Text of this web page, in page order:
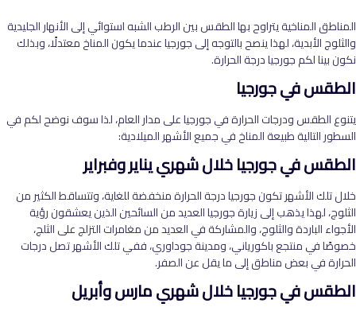
المناطق المناخية يتراوح بها الطقس بين الرطب الشبه استوائي إلى الأنهار الجليدية
والثلوج الأبدية، لهذا ينصح بالتوجه إلى جورجيا عندما يكون المناخ معتدلًا، وبذلك
نكون بينا لكم جورجيا درجة الحرارة.
الطقس في جورجيا
يتنوع الطقس ودرجات الحرارة في جورجيا على مدار العام، لذا سوف نوضح لكم في
السطور التالية طبيعة المناخ في جميع الأشهر الميلادية:
الطقس في جورجيا خلال شهري يناير وفبراير
خلال تلك الأشهر تكون جورجيا درجة الحرارة منخفضة للغاية، وتتساقط الكثير من
الثلوج، لهذا يذهب إلى زيارة جورجيا العديد من السائحين الذين يعشقون رؤية
الأجواء الباردة والثلوج، والمشاركة في العديد من مغامرات التزلج على الثلج،
خصوصًا في منتجع باكورياني، ومدينة جوداوري، ففي تلك الأشهر تصل درجات
الحرارة في بعض مناطق إلى ما يقل عن الصفر.
الطقس في جورجيا خلال شهري مارس وأبريل